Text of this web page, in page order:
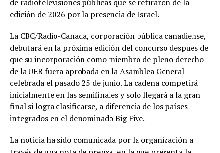
de radiotelevisiones públicas que se retiraron de la
edición de 2026 por la presencia de Israel.
La CBC/Radio-Canada, corporación pública canadiense,
debutará en la próxima edición del concurso después de
que su incorporación como miembro de pleno derecho
de la UER fuera aprobada en la Asamblea General
celebrada el pasado 25 de junio. La cadena competirá
inicialmente en las semifinales y solo llegará a la gran
final si logra clasificarse, a diferencia de los países
integrados en el denominado Big Five.
La noticia ha sido comunicada por la organización a